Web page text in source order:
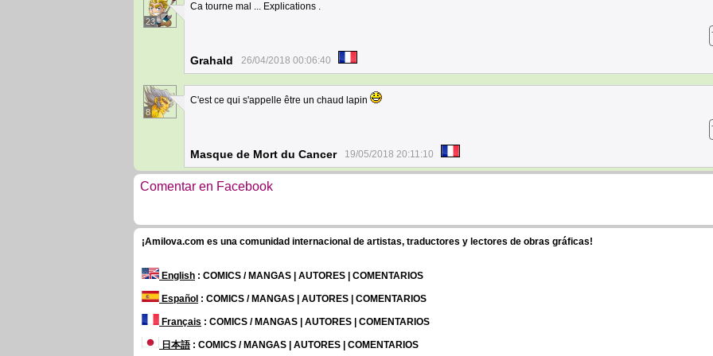
23
Ca tourne mal ... Explications .
Grahald 26/04/2018 00:06:40
8
C'est ce qui s'appelle être un chaud lapin
Masque de Mort du Cancer 19/05/2018 20:11:10
Comentar en Facebook
¡Amilova.com es una comunidad internacional de artistas, traductores y lectores de obras gráficas!
English : COMICS / MANGAS | AUTORES | COMENTARIOS
Español : COMICS / MANGAS | AUTORES | COMENTARIOS
Français : COMICS / MANGAS | AUTORES | COMENTARIOS
日本語: COMICS / MANGAS | AUTORES | COMENTARIOS